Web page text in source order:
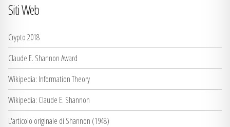
Siti Web
Crypto 2018
Claude E. Shannon Award
Wikipedia: Information Theory
Wikipedia: Claude E. Shannon
L'articolo originale di Shannon (1948)